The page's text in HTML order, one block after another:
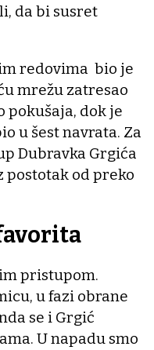
da bi susret
redovima bio je
mrežu zatresao
pokušaja, dok je
u šest navrata. Za
Dubravka Grgića
postotak od preko
pristupom.
u fazi obrane
se i Grgić
U napadu smo